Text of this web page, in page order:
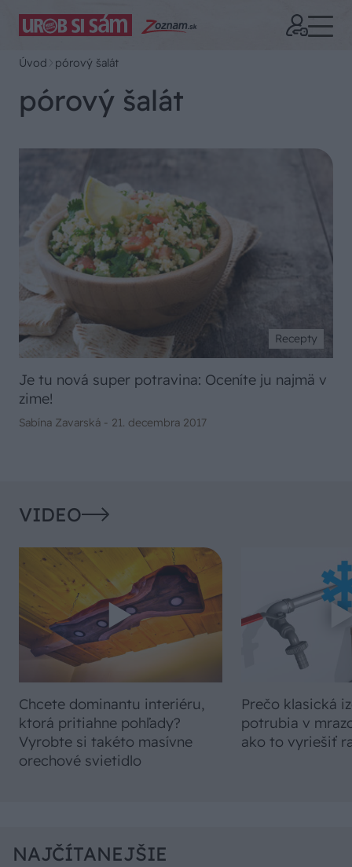
Úvod pórový šalát
pórový šalát
Recepty
Je tu nová super potravina: Oceníte ju najmä v
zime!
Sabína Zavarská - 21. decembra 2017
VIDEO
Chcete dominantu interiéru,
ktorá pritiahne pohľady?
Vyrobte si takéto masívne
orechové svietidlo
Prečo klasická
potrubia v
ako to vyriešiť
NAJČÍTANEJŠIE